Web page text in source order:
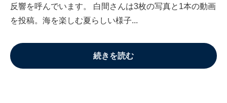
反響を呼んでいます。 白間さんは3枚の写真と1本の動画
を投稿。海を楽しむ夏らしい様子...
続きを読む